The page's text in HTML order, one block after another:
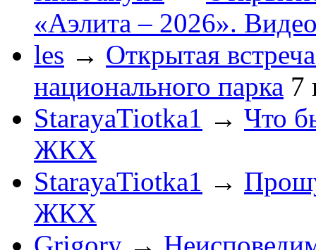
«Аэлита – 2026».
les → Открытая
национального парка 7
StarayaTiotka1 → Что
ЖКХ
StarayaTiotka1 →
ЖКХ